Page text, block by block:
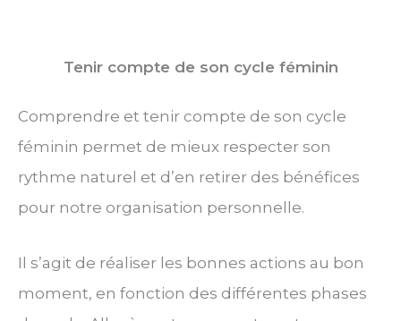
Tenir compte de son cycle féminin
Comprendre et tenir compte de son cycle
féminin permet de mieux respecter son
rythme naturel et d’en retirer des bénéfices
pour notre organisation personnelle.
Il s’agit de réaliser les bonnes actions au bon
moment, en fonction des différentes phases